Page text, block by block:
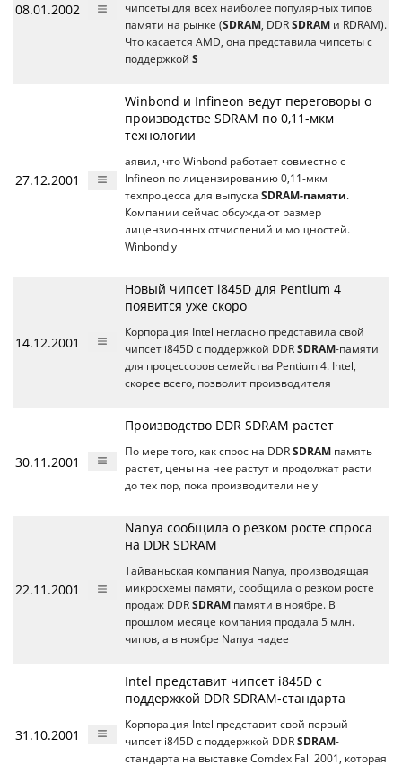
08.01.2002
чипсеты для всех наиболее популярных типов
памяти на рынке (SDRAM, DDR SDRAM и RDRAM).
Что касается AMD, она представила чипсеты с
поддержкой S
27.12.2001
Winbond и Infineon ведут переговоры о
производстве SDRAM по 0,11-мкм
технологии
аявил, что Winbond работает совместно с
Infineon по лицензированию 0,11-мкм
техпроцесса для выпуска SDRAM-памяти.
Компании сейчас обсуждают размер
лицензионных отчислений и мощностей.
Winbond у
14.12.2001
Новый чипсет i845D для Pentium 4
появится уже скоро
Корпорация Intel негласно представила свой
чипсет i845D с поддержкой DDR SDRAM-памяти
для процессоров семейства Pentium 4. Intel,
скорее всего, позволит производителя
30.11.2001
Производство DDR SDRAM растет
По мере того, как спрос на DDR SDRAM память
растет, цены на нее растут и продолжат расти
до тех пор, пока производители не у
22.11.2001
Nanya сообщила о резком росте спроса
на DDR SDRAM
Тайваньская компания Nanya, производящая
микросхемы памяти, сообщила о резком росте
продаж DDR SDRAM памяти в ноябре. В
прошлом месяце компания продала 5 млн.
чипов, а в ноябре Nanya надее
31.10.2001
Intel представит чипсет i845D с
поддержкой DDR SDRAM-стандарта
Корпорация Intel представит свой первый
чипсет i845D с поддержкой DDR SDRAM-
стандарта на выставке Comdex Fall 2001, которая